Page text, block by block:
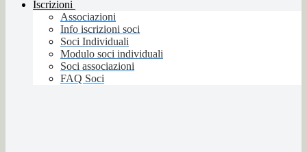
Iscrizioni
Associazioni
Info iscrizioni soci
Soci Individuali
Modulo soci individuali
Soci associazioni
FAQ Soci